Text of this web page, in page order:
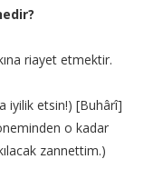
riayet etmektir.
iyilik etsin!) [Buhârî]
o kadar
zannettim.)